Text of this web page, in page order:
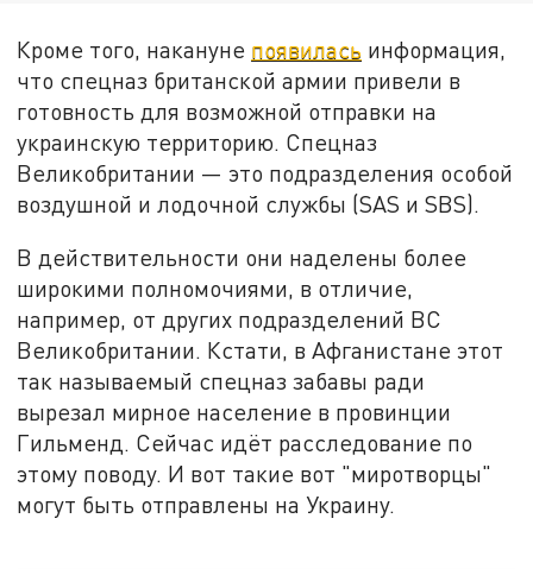
Кроме того, накануне появилась информация,
что спецназ британской армии привели в
готовность для возможной отправки на
украинскую территорию. Спецназ
Великобритании — это подразделения особой
воздушной и лодочной службы (SAS и SBS).
В действительности они наделены более
широкими полномочиями, в отличие,
например, от других подразделений ВС
Великобритании. Кстати, в Афганистане этот
так называемый спецназ забавы ради
вырезал мирное население в провинции
Гильменд. Сейчас идёт расследование по
этому поводу. И вот такие вот "миротворцы"
могут быть отправлены на Украину.